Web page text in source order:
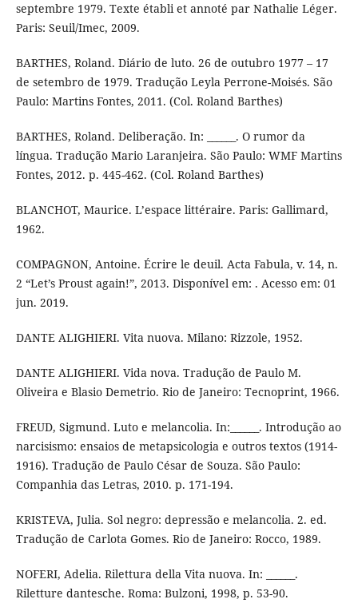
septembre 1979. Texte établi et annoté par Nathalie Léger.
Paris: Seuil/Imec, 2009.
BARTHES, Roland. Diário de luto. 26 de outubro 1977 – 17
de setembro de 1979. Tradução Leyla Perrone-Moisés. São
Paulo: Martins Fontes, 2011. (Col. Roland Barthes)
BARTHES, Roland. Deliberação. In: ______. O rumor da
língua. Tradução Mario Laranjeira. São Paulo: WMF Martins
Fontes, 2012. p. 445-462. (Col. Roland Barthes)
BLANCHOT, Maurice. L’espace littéraire. Paris: Gallimard,
1962.
COMPAGNON, Antoine. Écrire le deuil. Acta Fabula, v. 14, n.
2 “Let’s Proust again!”, 2013. Disponível em: . Acesso em: 01
jun. 2019.
DANTE ALIGHIERI. Vita nuova. Milano: Rizzole, 1952.
DANTE ALIGHIERI. Vida nova. Tradução de Paulo M.
Oliveira e Blasio Demetrio. Rio de Janeiro: Tecnoprint, 1966.
FREUD, Sigmund. Luto e melancolia. In:______. Introdução ao
narcisismo: ensaios de metapsicologia e outros textos (1914-
1916). Tradução de Paulo César de Souza. São Paulo:
Companhia das Letras, 2010. p. 171-194.
KRISTEVA, Julia. Sol negro: depressão e melancolia. 2. ed.
Tradução de Carlota Gomes. Rio de Janeiro: Rocco, 1989.
NOFERI, Adelia. Rilettura della Vita nuova. In: ______.
Riletture dantesche. Roma: Bulzoni, 1998, p. 53-90.